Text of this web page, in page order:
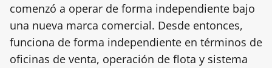
comenzó a operar de forma independiente bajo
una nueva marca comercial. Desde entonces,
funciona de forma independiente en términos de
oficinas de venta, operación de flota y sistema